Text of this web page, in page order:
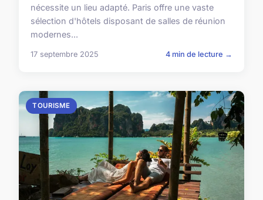
nécessite un lieu adapté. Paris offre une vaste
sélection d'hôtels disposant de salles de réunion
modernes...
17 septembre 2025 4 min de lecture →
TOURISME